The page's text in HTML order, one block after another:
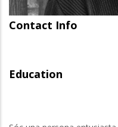
Contact Info
Education